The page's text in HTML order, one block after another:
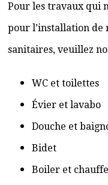
Pour les travaux qui
pour l’installation de
sanitaires, veuillez
WC et toilettes
Évier et lavabo
Douche et
Bidet
Boiler et